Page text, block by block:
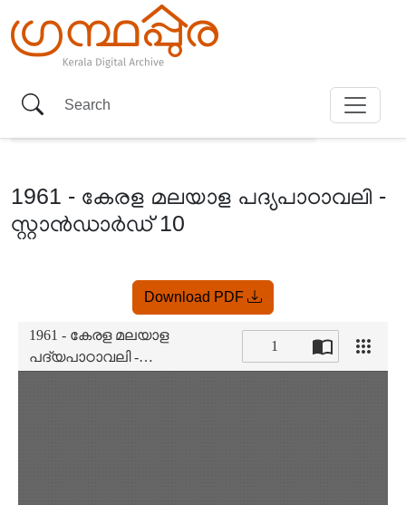
1961 - കേരള മലയാള പദ്യപാഠാവലി -
സ്റ്റാൻഡാർഡ് 10
Download PDF